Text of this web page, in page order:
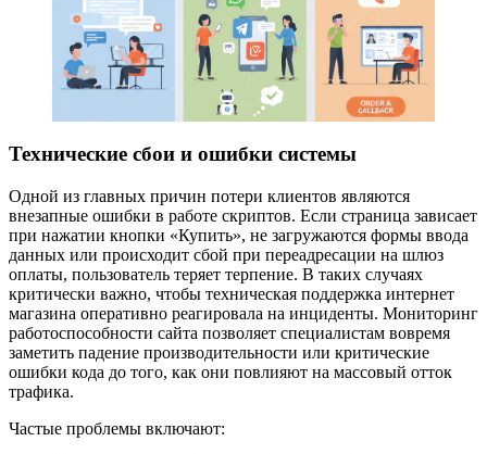
Технические сбои и ошибки системы
Одной из главных причин потери клиентов являются
внезапные ошибки в работе скриптов. Если страница зависает
при нажатии кнопки «Купить», не загружаются формы ввода
данных или происходит сбой при переадресации на шлюз
оплаты, пользователь теряет терпение. В таких случаях
критически важно, чтобы техническая поддержка интернет
магазина оперативно реагировала на инциденты. Мониторинг
работоспособности сайта позволяет специалистам вовремя
заметить падение производительности или критические
ошибки кода до того, как они повлияют на массовый отток
трафика.
Частые проблемы включают: